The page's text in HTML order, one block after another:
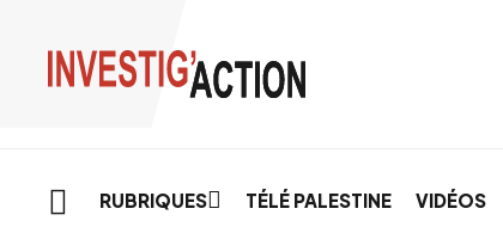
RUBRIQUES TÉLÉ PALESTINE VIDÉOS